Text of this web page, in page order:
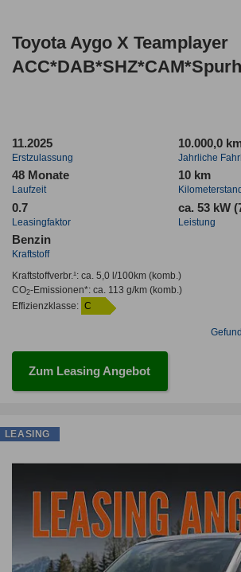
Toyota Aygo X Teamplayer
11.2025
Erstzulassung
10.000,0
Jahrliche
48 Monate
Laufzeit
10 km
Kilometerstand
0.7
Leasingfaktor
ca. 53 kW
Leistung
Benzin
Kraftstoff
Kraftstoffverbr.¹: ca. 5,0 l/100km(komb.)
CO2-Emissionen*: ca. 113 g/km(komb.)
Effizienzklasse: C
Zum Leasing Angebot
LEASING